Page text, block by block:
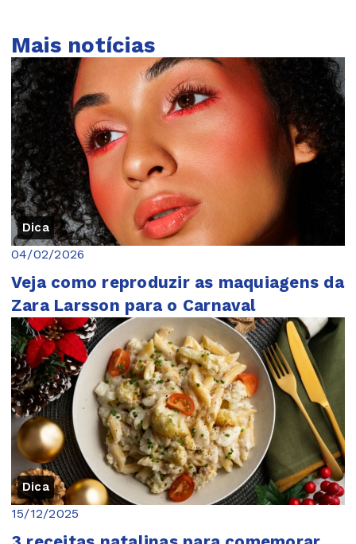
Mais notícias
Dica
04/02/2026
Veja como reproduzir as maquiagens da
Zara Larsson para o Carnaval
Dica
15/12/2025